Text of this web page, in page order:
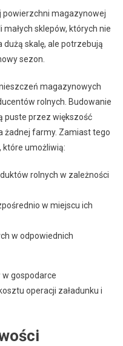
powierzchni magazynowej
sklepów, których nie
skalę, ale potrzebują
sezon.
magazynowych
rolnych. Budowanie
puste przez większość
żadnej farmy. Zamiast tego
które umożliwią:
rolnych w zależności
w miejscu ich
w odpowiednich
gospodarce
operacji załadunku i